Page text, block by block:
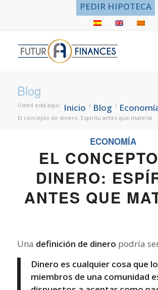
PEDIR HIPOTECA
Blog
Usted está aquí: Inicio / Blog /
El concepto de dinero: Espíritu antes que materia
ECONOMÍA
EL
DINERO:
ANTES QUE
Una definición de dinero podría
Dinero es cualquier cosa que
miembros de una comunidad